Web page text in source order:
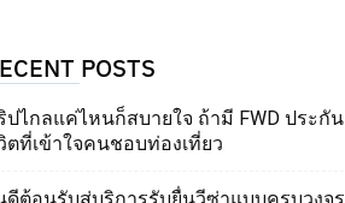
POSTS
ปไกลแค่ไหนก็สบายใจ ถ้ามี FWD ประกัน
ตที่เข้าใจคนชอบท่องเที่ยว